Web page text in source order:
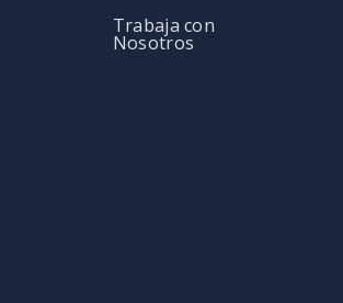
Trabaja con
Nosotros